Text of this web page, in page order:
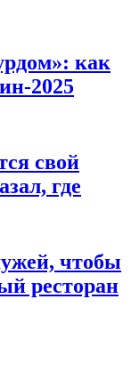
как
2025
свой
где
чтобы
ресторан